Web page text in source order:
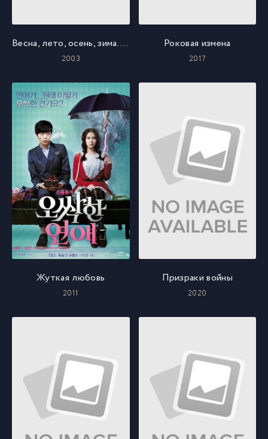
Весна, лето, осень, зима... и снова весна
2003
Роковая измена
2017
Жуткая любовь
2011
Призраки войны
2020